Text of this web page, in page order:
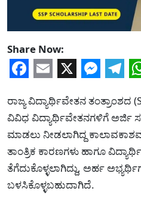
Share Now:
Facebook
Email
X
ರಾಜ್ಯ ವಿದ್ಯಾರ್ಥಿವೇತನ ತಂತ್ರಾಂಶದ
ವಿವಿಧ ವಿದ್ಯಾರ್ಥಿವೇತನಗಳಿಗೆ ಅರ್ಜಿ
ಮಾಡಲು ನೀಡಲಾಗಿದ್ದ
ತಾಂತ್ರಿಕ ಕಾರಣಗಳು ಹಾಗೂ
ತೆಗೆದುಕೊಳ್ಳಲಾಗಿದ್ದು, ಅರ್ಹ
ಬಳಸಿಕೊಳ್ಳಬಹುದಾಗಿದೆ.